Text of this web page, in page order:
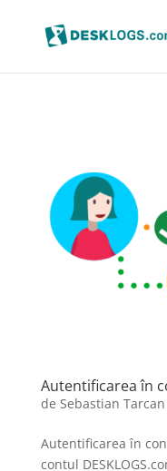
Autentificarea în
de Sebastian Tarcan
Autentificarea în
contul